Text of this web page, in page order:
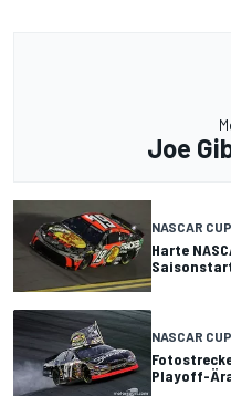
Joe
NASCAR CUP
Harte
NASCAR CUP
Playoff-